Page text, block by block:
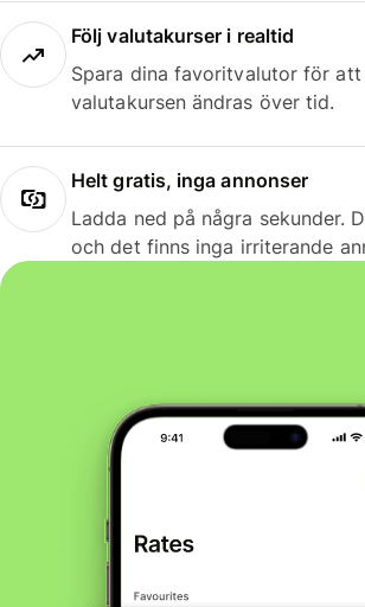
Följ valutakurser i realtid
Spara dina favoritvalutor för att
valutakursen ändras över tid.
Helt gratis, inga annonser
Ladda ned på några sekunder.
och det finns inga irriterande